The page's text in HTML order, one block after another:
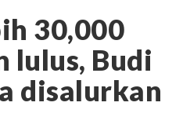
30,000
lulus, Budi
disalurkan